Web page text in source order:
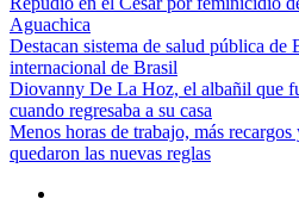
Aguachica
Destacan sistema de salud pública de
internacional de Brasil
Diovanny De La Hoz, el albañil que
cuando regresaba a su casa
Menos horas de trabajo, más
quedaron las nuevas reglas